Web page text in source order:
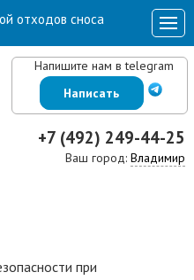
Напишите нам в telegram
Написать
+7 (492) 249-44-25
Ваш город: Владимир
отходов сноса